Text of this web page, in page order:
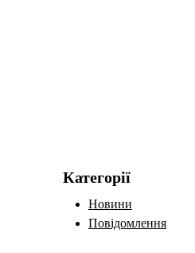
Категорії
Новини
Повідомлення